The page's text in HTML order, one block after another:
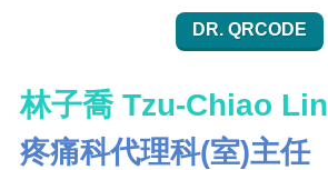
DR. QRCODE
林子喬 Tzu-Chiao Lin
疼痛科代理科(室)主任